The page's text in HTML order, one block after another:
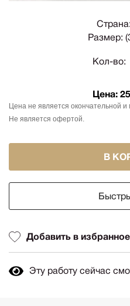
Размер:
Кол-во:
Цена:
Цена не является окончательной
Не является офертой.
В
Добавить в избранное
Эту работу сейчас